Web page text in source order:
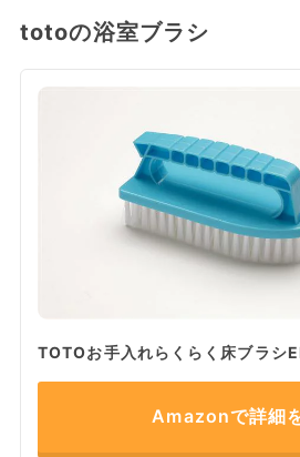
totoの浴室ブラシ
TOTOお手入れらくらく床ブ
Amazonで詳細